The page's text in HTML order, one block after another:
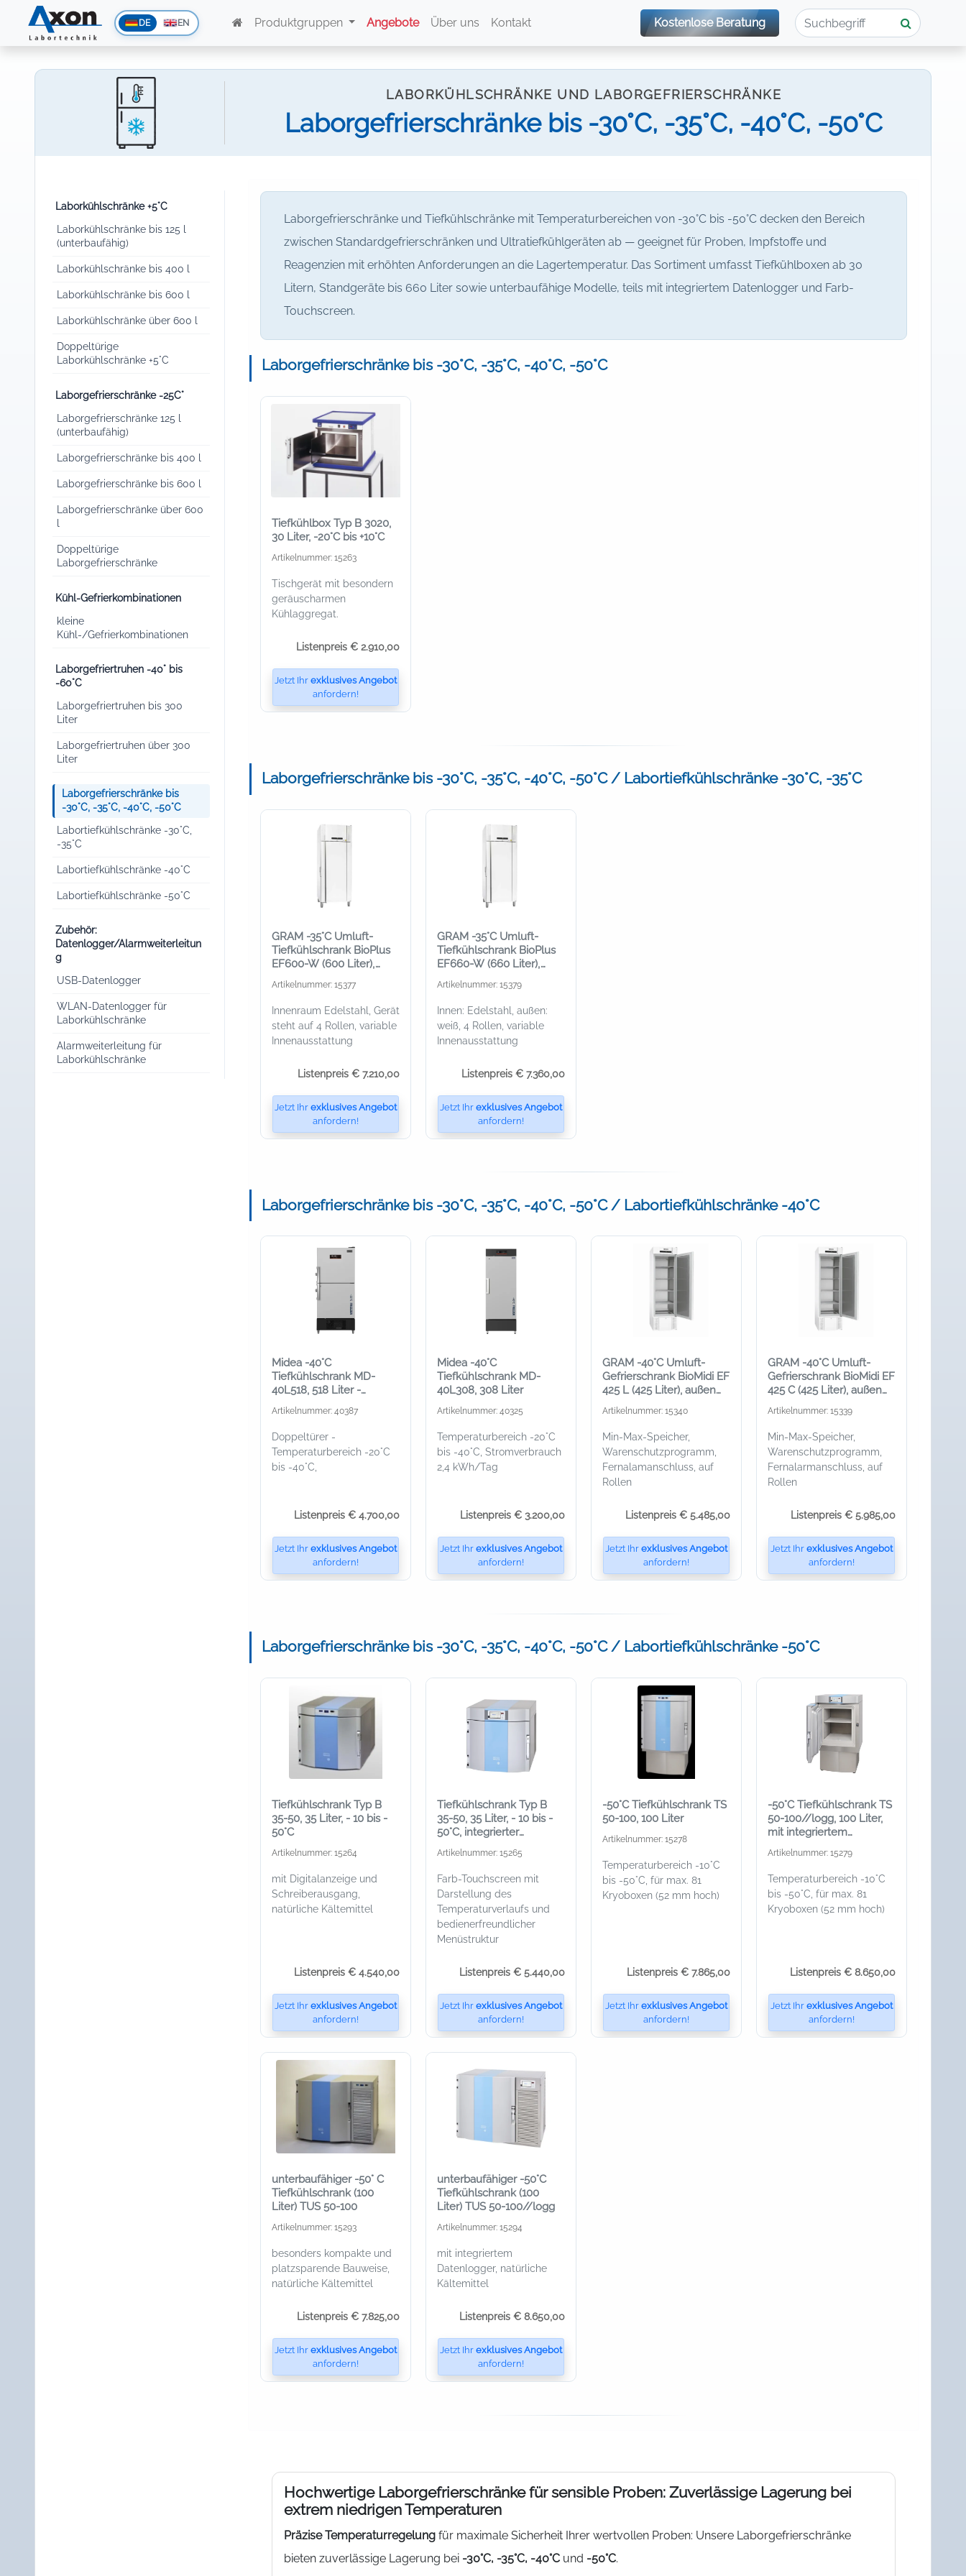
DE EN Produktgruppen Angebote Über uns Kontakt Kostenlose Beratung
LABORKÜHLSCHRÄNKE UND LABORGEFRIERSCHRÄNKE
Laborgefrierschränke bis -30°C, -35°C, -40°C, -50°C
Laborkühlschränke +5°C
Laborkühlschränke bis 125 l
(unterbaufähig)
Laborkühlschränke bis 400 l
Laborkühlschränke bis 600 l
Laborkühlschränke über 600 l
Doppeltürige
Laborkühlschränke +5°C
Laborgefrierschränke -25C°
Laborgefrierschränke 125 l
(unterbaufähig)
Laborgefrierschränke bis 400 l
Laborgefrierschränke bis 600 l
Laborgefrierschränke über 600
Doppeltürige
Laborgefrierschränke
Kühl-Gefrierkombinationen
kleine
Kühl-/Gefrierkombinationen
Laborgefriertruhen -40° bis
-60°C
Laborgefriertruhen bis 300
Liter
Laborgefriertruhen über 300
Liter
Laborgefrierschränke bis
-30°C, -35°C, -40°C, -50°C
Labortiefkühlschränke -30°C,
-35°C
Labortiefkühlschränke -40°C
Labortiefkühlschränke -50°C
Zubehör:
Datenlogger/Alarmweiterleitun
g
USB-Datenlogger
WLAN-Datenlogger für
Laborkühlschränke
Alarmweiterleitung für
Laborkühlschränke
Laborgefrierschränke und Tiefkühlschränke mit Temperaturbereichen von -30°C bis -50°C decken den Bereich
zwischen Standardgefrierschränken und Ultratiefkühlgeräten ab — geeignet für Proben, Impfstoffe und
Reagenzien mit erhöhten Anforderungen an die Lagertemperatur. Das Sortiment umfasst Tiefkühlboxen ab 30
Litern, Standgeräte bis 660 Liter sowie unterbaufähige Modelle, teils mit integriertem Datenlogger und Farb-
Touchscreen.
Laborgefrierschränke bis -30°C, -35°C, -40°C, -50°C
Tiefkühlbox Typ B 3020,
30 Liter, -20°C bis +10°C
Artikelnummer: 15263
Tischgerät mit besondern
geräuscharmen
Kühlaggregat.
Listenpreis € 2.910,00
Jetzt Ihr exklusives Angebot
anfordern!
Laborgefrierschränke bis -30°C, -35°C, -40°C, -50°C / Labortiefkühlschränke -30°C, -35°C
GRAM -35°C Umluft-
Tiefkühlschrank BioPlus
EF600-W (600 Liter),
weiß
Artikelnummer: 15377
Innenraum Edelstahl, Gerät
steht auf 4 Rollen, variable
Innenausstattung
Listenpreis € 7.210,00
Jetzt Ihr exklusives Angebot
anfordern!
GRAM -35°C Umluft-
Tiefkühlschrank BioPlus
EF660-W (660 Liter),
weiß
Artikelnummer: 15379
Innen: Edelstahl, außen:
weiß, 4 Rollen, variable
Innenausstattung
Listenpreis € 7.360,00
Jetzt Ihr exklusives Angebot
anfordern!
Laborgefrierschränke bis -30°C, -35°C, -40°C, -50°C / Labortiefkühlschränke -40°C
Midea -40°C
Tiefkühlschrank MD-
40L518, 518 Liter -
Doppeltürer
Artikelnummer: 40387
Doppeltürer -
Temperaturbereich -20°C
bis -40°C,
Listenpreis € 4.700,00
Jetzt Ihr exklusives Angebot
anfordern!
Midea -40°C
Tiefkühlschrank MD-
40L308, 308 Liter
Artikelnummer: 40325
Temperaturbereich -20°C
bis -40°C, Stromverbrauch
2,4 kWh/Tag
Listenpreis € 3.200,00
Jetzt Ihr exklusives Angebot
anfordern!
GRAM -40°C Umluft-
Gefrierschrank BioMidi EF
425 L (425 Liter), außen
weiß
Artikelnummer: 15340
Min-Max-Speicher,
Warenschutzprogramm,
Fernalamanschluss, auf
Rollen
Listenpreis € 5.485,00
Jetzt Ihr exklusives Angebot
anfordern!
GRAM -40°C Umluft-
Gefrierschrank BioMidi EF
425 C (425 Liter), außen
Edelstahl
Artikelnummer: 15339
Min-Max-Speicher,
Warenschutzprogramm,
Fernalarmanschluss, auf
Rollen
Listenpreis € 5.985,00
Jetzt Ihr exklusives Angebot
anfordern!
Laborgefrierschränke bis -30°C, -35°C, -40°C, -50°C / Labortiefkühlschränke -50°C
Tiefkühlschrank Typ B
35-50, 35 Liter, - 10 bis -
50°C
Artikelnummer: 15264
mit Digitalanzeige und
Schreiberausgang,
natürliche Kältemittel
Listenpreis € 4.540,00
Jetzt Ihr exklusives Angebot
anfordern!
Tiefkühlschrank Typ B
35-50, 35 Liter, - 10 bis -
50°C, integrierter
Datenlogger
Artikelnummer: 15265
Farb-Touchscreen mit
Darstellung des
Temperaturverlaufs und
bedienerfreundlicher
Menüstruktur
Listenpreis € 5.440,00
Jetzt Ihr exklusives Angebot
anfordern!
-50°C Tiefkühlschrank TS
50-100, 100 Liter
Artikelnummer: 15278
Temperaturbereich -10°C
bis -50°C, für max. 81
Kryoboxen (52 mm hoch)
Listenpreis € 7.865,00
Jetzt Ihr exklusives Angebot
anfordern!
-50°C Tiefkühlschrank TS
50-100//logg, 100 Liter,
mit integriertem
Datenlogger
Artikelnummer: 15279
Temperaturbereich -10°C
bis -50°C, für max. 81
Kryoboxen (52 mm hoch)
Listenpreis € 8.650,00
Jetzt Ihr exklusives Angebot
anfordern!
unterbaufähiger -50° C
Tiefkühlschrank (100
Liter) TUS 50-100
Artikelnummer: 15293
besonders kompakte und
platzsparende Bauweise,
natürliche Kältemittel
Listenpreis € 7.825,00
Jetzt Ihr exklusives Angebot
anfordern!
unterbaufähiger -50°C
Tiefkühlschrank (100
Liter) TUS 50-100//logg
Artikelnummer: 15294
mit integriertem
Datenlogger, natürliche
Kältemittel
Listenpreis € 8.650,00
Jetzt Ihr exklusives Angebot
anfordern!
Hochwertige Laborgefrierschränke für sensible Proben: Zuverlässige Lagerung bei
extrem niedrigen Temperaturen
Präzise Temperaturregelung für maximale Sicherheit Ihrer wertvollen Proben: Unsere Laborgefrierschränke
bieten zuverlässige Lagerung bei -30°C, -35°C, -40°C und -50°C.